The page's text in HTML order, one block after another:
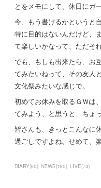
とをメモにして、休日にガ
今、もう書けるかというと
特に目的はないんだけど、
て楽しいかなって、ただそ
でも、もしも出来たら、お
てみたいねって、その友人
文化祭みたいな感じで。
初めてお休みを取るＧＷは
てみよう、と思うと、ちょ
皆さんも、きっとこんなに
過ごしですよね。せめて、
DIARY(90) NEWS(185) LIVE(73)